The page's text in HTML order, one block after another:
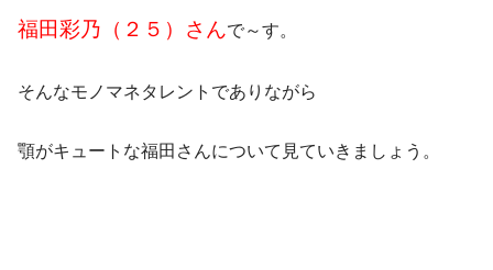
福田彩乃（２５）さんで～す。
そんなモノマネタレントでありながら
顎がキュートな福田さんについて見ていきましょう。